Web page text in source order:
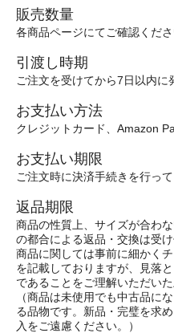
販売数量
各商品ページにてご確認くださ
引渡し時期
ご注文を受けてから7日以内に
お支払い方法
クレジットカード、Amazon
お支払い期限
ご注文時に決済手続きを行っ
返品期限
商品の性質上、サイズが合わ
の都合による返品・交換は受け
商品に関しては事前に細かく
を記載しておりますが、見落
であることをご理解いただい
（商品は未使用でも中古品に
る品物です。新品・完璧を求
入をご遠慮ください。）